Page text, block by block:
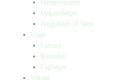
Børneromaner
Opgavebøger
Bogpakker til børn
Unge
Fantasy
Romaner
Fagbøger
Voksne